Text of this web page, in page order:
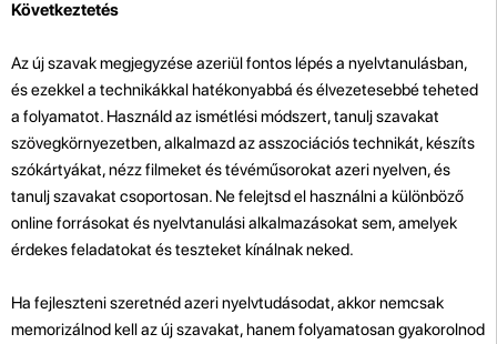
Következtetés
Az új szavak megjegyzése azeriül fontos lépés a nyelvtanulásban,
és ezekkel a technikákkal hatékonyabbá és élvezetesebbé teheted
a folyamatot. Használd az ismétlési módszert, tanulj szavakat
szövegkörnyezetben, alkalmazd az asszociációs technikát, készíts
szókártyákat, nézz filmeket és tévéműsorokat azeri nyelven, és
tanulj szavakat csoportosan. Ne felejtsd el használni a különböző
online forrásokat és nyelvtanulási alkalmazásokat sem, amelyek
érdekes feladatokat és teszteket kínálnak neked.
Ha fejleszteni szeretnéd azeri nyelvtudásodat, akkor nemcsak
memorizálnod kell az új szavakat, hanem folyamatosan gyakorolnod